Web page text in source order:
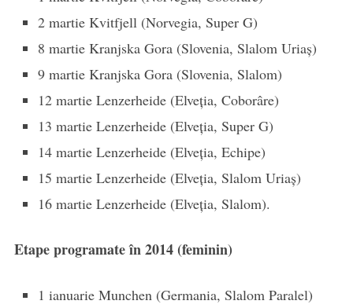
2 martie Kvitfjell (Norvegia, Super G)
8 martie Kranjska Gora (Slovenia, Slalom Uriaş)
9 martie Kranjska Gora (Slovenia, Slalom)
12 martie Lenzerheide (Elveţia, Coborâre)
13 martie Lenzerheide (Elveţia, Super G)
14 martie Lenzerheide (Elveţia, Echipe)
15 martie Lenzerheide (Elveţia, Slalom Uriaş)
16 martie Lenzerheide (Elveţia, Slalom).
Etape programate în 2014 (feminin)
1 ianuarie Munchen (Germania, Slalom Paralel)